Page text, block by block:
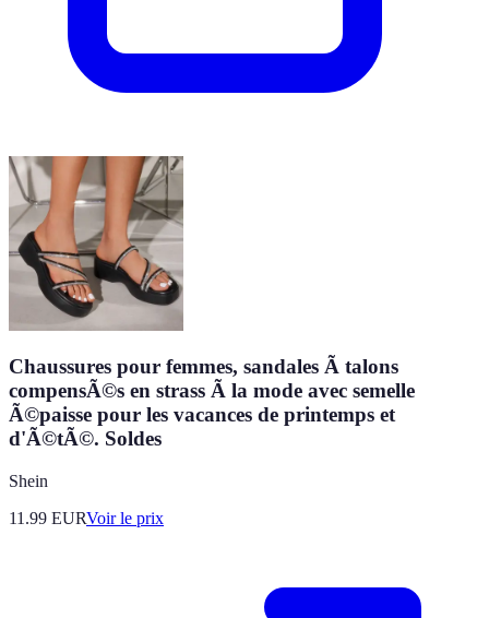
Chaussures pour femmes, sandales Ã talons
compensÃ©s en strass Ã la mode avec semelle
Ã©paisse pour les vacances de printemps et
d'Ã©tÃ©. Soldes
Shein
11.99 EURVoir le prix